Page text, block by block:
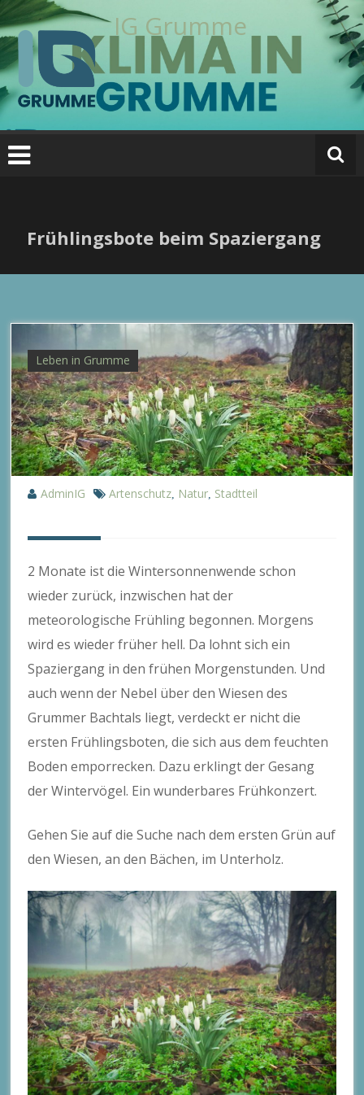
Zum
Inhalt
springen
IG Grumme
Frühlingsbote beim Spaziergang
Leben in Grumme
AdminIG Artenschutz Natur Stadtteil
2 Monate ist die Wintersonnenwende schon
wieder zurück, inzwischen hat der
meteorologische Frühling begonnen. Morgens
wird es wieder früher hell. Da lohnt sich ein
Spaziergang in den frühen Morgenstunden. Und
auch wenn der Nebel über den Wiesen des
Grummer Bachtals liegt, verdeckt er nicht die
ersten Frühlingsboten, die sich aus dem feuchten
Boden emporrecken. Dazu erklingt der Gesang
der Wintervögel. Ein wunderbares Frühkonzert.
Gehen Sie auf die Suche nach dem ersten Grün auf
den Wiesen, an den Bächen, im Unterholz.